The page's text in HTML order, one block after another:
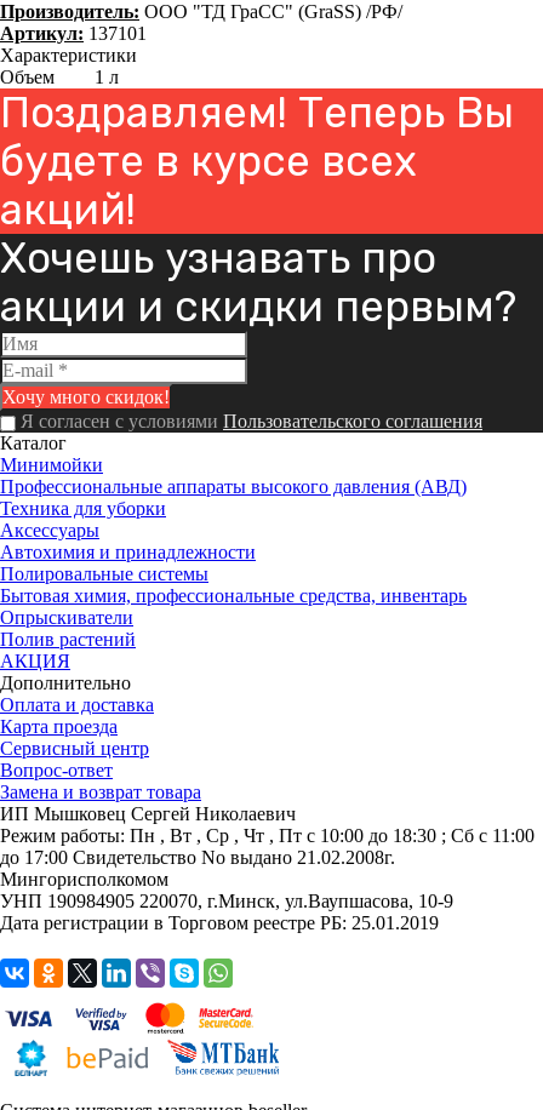
Производитель: ООО "ТД ГраСС" (GraSS) /РФ/
Артикул: 137101
Характеристики
Объем
1 л
Поздравляем! Теперь Вы
будете в курсе всех
акций!
Хочешь узнавать про
акции и скидки первым?
Я согласен с условиями Пользовательского соглашения
Каталог
Минимойки
Профессиональные аппараты высокого давления (АВД)
Техника для уборки
Аксессуары
Автохимия и принадлежности
Полировальные системы
Бытовая химия, профессиональные средства, инвентарь
Опрыскиватели
Полив растений
АКЦИЯ
Дополнительно
Оплата и доставка
Карта проезда
Сервисный центр
Вопрос-ответ
Замена и возврат товара
ИП Мышковец Сергей Николаевич
Режим работы: Пн , Вт , Ср , Чт , Пт c 10:00 до 18:30 ; Сб c 11:00
до 17:00 Свидетельство No выдано 21.02.2008г.
Мингорисполкомом
УНП 190984905 220070, г.Минск, ул.Ваупшасова, 10-9
Дата регистрации в Торговом реестре РБ: 25.01.2019